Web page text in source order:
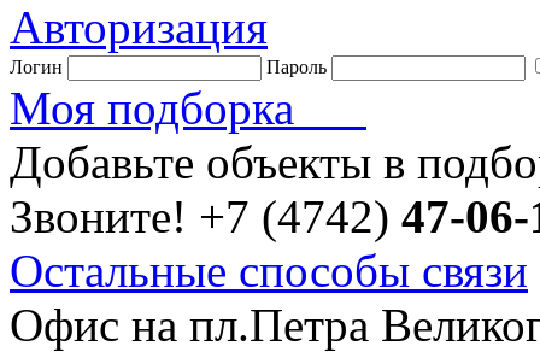
Авторизация
Логин Пароль
Моя подборка
Добавьте объекты в
Звоните! +7 (4742) 47-06-
Остальные способы связи
Офис на пл.Петра